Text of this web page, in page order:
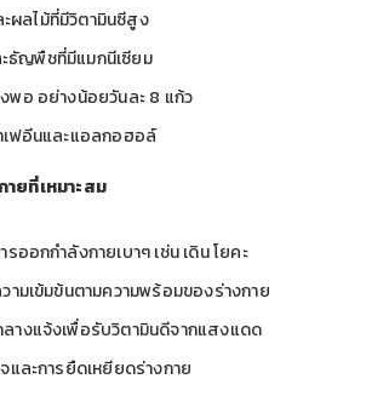
ผลไม้ที่มีวิตามินซีสูง
ธัญพืชที่มีแมกนีเซียม
พอ อย่างน้อยวันละ 8 แก้ว
เฟอีนและแอลกอฮอล์
ายที่เหมาะสม
รออกกำลังกายเบาๆ เช่น เดิน โยคะ
ามเข้มข้นตามความพร้อมของร่างกาย
ลางแจ้งเพื่อรับวิตามินดีจากแสงแดด
และการยืดเหยียดร่างกาย